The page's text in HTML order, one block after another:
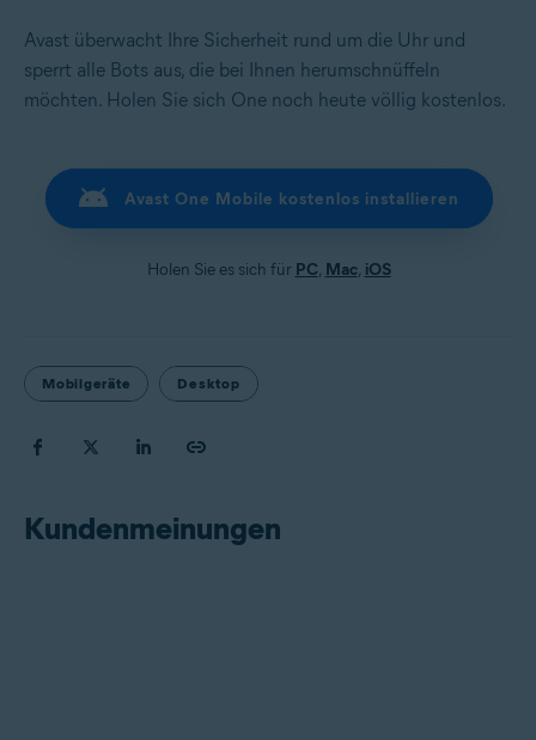
Avast überwacht Ihre Sicherheit rund um die Uhr und
sperrt alle Bots aus, die bei Ihnen herumschnüffeln
möchten. Holen Sie sich One noch heute völlig kostenlos.
Avast One Mobile kostenlos installieren
Holen Sie es sich für PC, Mac, iOS
Mobilgeräte Desktop
Kundenmeinungen